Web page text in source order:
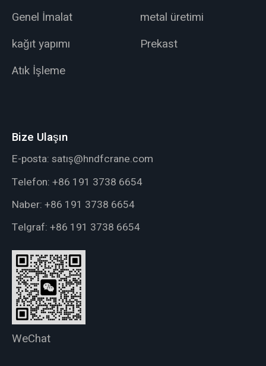
Genel İmalat
metal üretimi
kağıt yapımı
Prekast
Atık İşleme
Bize Ulaşın
E-posta: satış@hndfcrane.com
Telefon: +86 191 3738 6654
Naber: +86 191 3738 6654
Telgraf: +86 191 3738 6654
WeChat